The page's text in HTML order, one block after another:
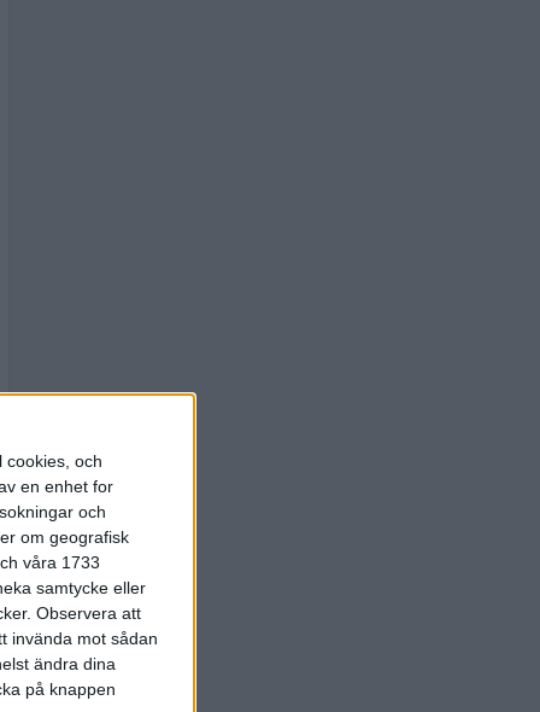
cookies, och
en enhet for
och
om geografisk
våra 1733
samtycke eller
Observera att
invända mot sådan
ändra dina
på knappen